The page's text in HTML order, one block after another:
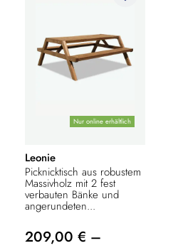
Nur online erhältlich
Leonie
Picknicktisch aus robustem
Massivholz mit 2 fest
verbauten Bänke und
angerundeten...
209,00 € –